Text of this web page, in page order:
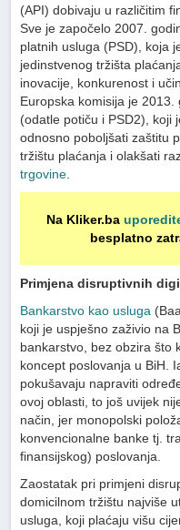
(API) dobivaju u različitim
Sve je započelo 2007.
platnih usluga (PSD), koja
jedinstvenog tržišta
inovacije, konkurenost i
Europska komisija je
(odatle potiču i PSD2), koji
odnosno poboljšati zaštitu
tržištu plaćanja i olakšati
trgovine
Na Kliker.ba
besplatno
Primjena disruptivnih
Bankarstvo kao usluga
koji je uspješno zaživio na
bankarstvo, bez obzira što
koncept poslovanja u BiH.
pokušavaju napraviti
ovoj oblasti, to još uvijek
način, jer monopolski
konvencionalne banke tj.
finansijskog) poslovanja.
Zaostatak pri primjeni
domicilnom tržištu najviše
usluga, koji plaćaju višu